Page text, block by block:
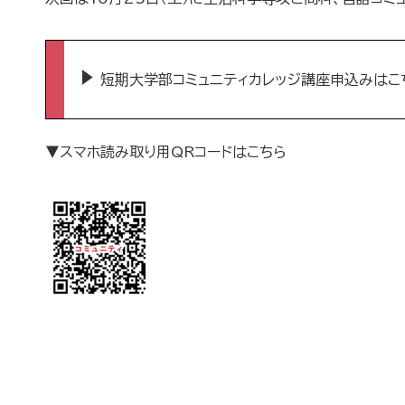
短期大学部コミュニティカレッジ講座申込みはこ
▼スマホ読み取り用QRコードはこちら